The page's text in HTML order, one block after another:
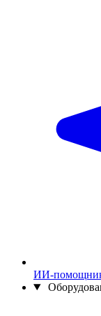
ИИ-